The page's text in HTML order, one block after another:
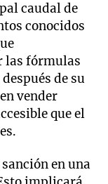
caudal de
conocidos
las fórmulas
de su
vender
que el
en una